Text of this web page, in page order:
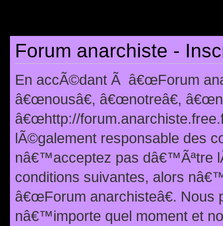
Forum anarchiste -
En accÃ©dant Ã â€œForum
â€œnousâ€, â€œnotreâ€,
â€œhttp://
lÃ©galement responsable des
nâ€™acceptez pas dâ€™Ãªtre
conditions suivantes, alors
â€œForum anarchisteâ€.
nâ€™importe quel moment et